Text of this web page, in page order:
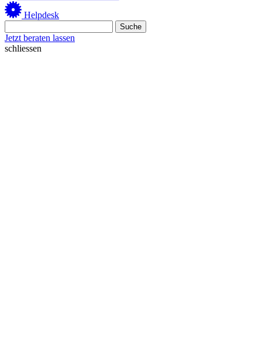
Helpdesk
Jetzt beraten lassen
schliessen